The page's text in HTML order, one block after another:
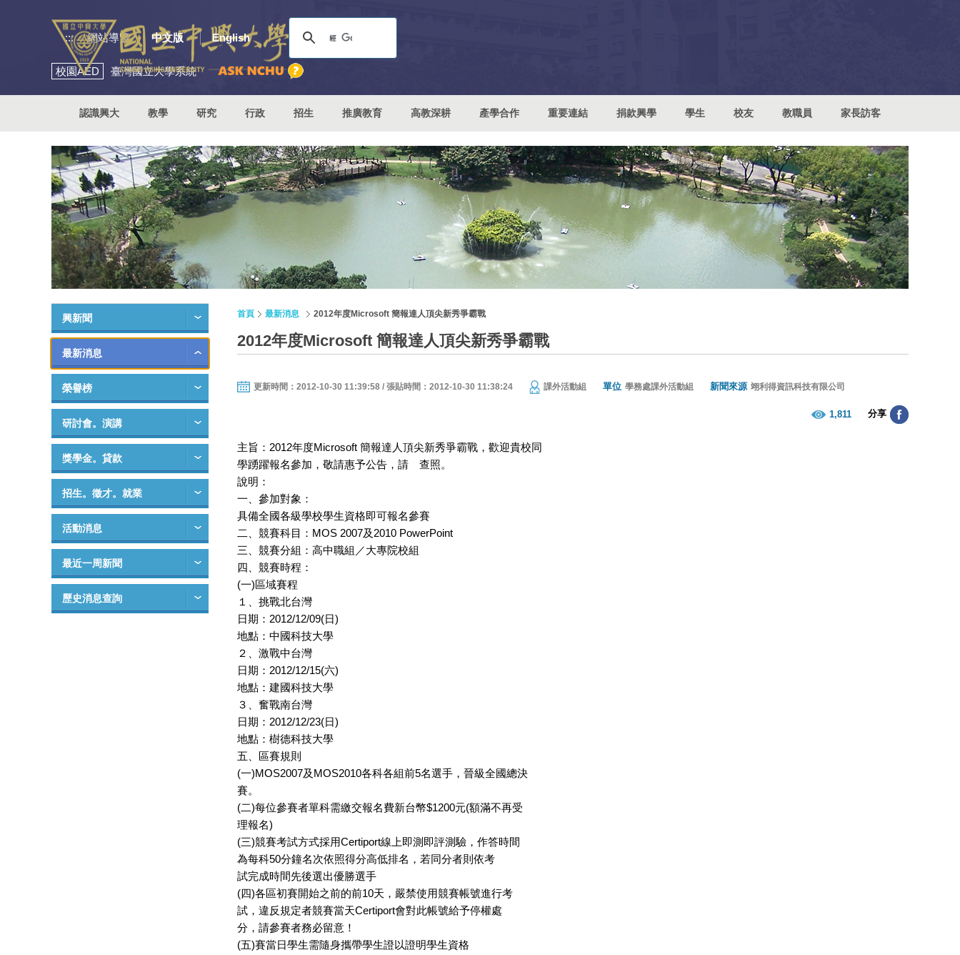
::: 網站導覽 中文版 English
校園AED 臺灣國立大學系統
認識興大 教學 研究 行政 招生 推廣教育 高教深耕 產學合作 重要連結 捐款興學 學生 校友 教職員 家長訪客
興新聞
最新消息
榮譽榜
研討會。演講
獎學金。貸款
招生。徵才。就業
活動消息
最近一周新聞
歷史消息查詢
首頁 最新消息 2012年度Microsoft 簡報達人頂尖新秀爭霸戰
2012年度Microsoft 簡報達人頂尖新秀爭霸戰
更新時間：2012-10-30 11:39:58 / 張貼時間：2012-10-30 11:38:24 課外活動組 單位 學務處課外活動組 新聞來源 翊利得資訊科技有限公司
1,811 分享
主旨：2012年度Microsoft 簡報達人頂尖新秀爭霸戰，歡迎貴校同
學踴躍報名參加，敬請惠予公告，請 查照。
說明：
一、參加對象：
具備全國各級學校學生資格即可報名參賽
二、競賽科目：MOS 2007及2010 PowerPoint
三、競賽分組：高中職組／大專院校組
四、競賽時程：
(一)區域賽程
１、挑戰北台灣
日期：2012/12/09(日)
地點：中國科技大學
２、激戰中台灣
日期：2012/12/15(六)
地點：建國科技大學
３、奮戰南台灣
日期：2012/12/23(日)
地點：樹德科技大學
五、區賽規則
(一)MOS2007及MOS2010各科各組前5名選手，晉級全國總決
賽。
(二)每位參賽者單科需繳交報名費新台幣$1200元(額滿不再受
理報名)
(三)競賽考試方式採用Certiport線上即測即評測驗，作答時間
為每科50分鐘名次依照得分高低排名，若同分者則依考
試完成時間先後選出優勝選手
(四)各區初賽開始之前的前10天，嚴禁使用競賽帳號進行考
試，違反規定者競賽當天Certiport會對此帳號給予停權處
分，請參賽者務必留意！
(五)賽當日學生需隨身攜帶學生證以證明學生資格